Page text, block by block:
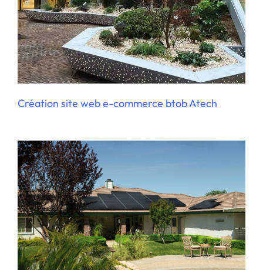
Création site web e-commerce btob Atech
Développement d’un simulateur web